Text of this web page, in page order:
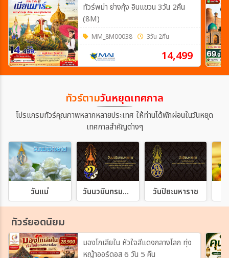
ทัวร์พม่า ย่างกุ้ง อินแขวน 3วัน 2คืน
(8M)
MM_8M00038 3วัน 2คืน
14,499
ทัวร์ตามวันหยุดเทศกาล
โปรแกรมทัวร์คุณภาพหลากหลายประเทศ ให้ท่านได้พักผ่อนในวันหยุด
เทศกาลสำคัญต่างๆ
วันแม่ วันนวมินทรมหาราช วันปิยะมหาราช
ทัวร์ยอดนิยม
มองโกเลียใน หัวใจสีแดงกลางโลก ทุ่ง
หญ้าออร์ดอส 6 วัน 5 คืน